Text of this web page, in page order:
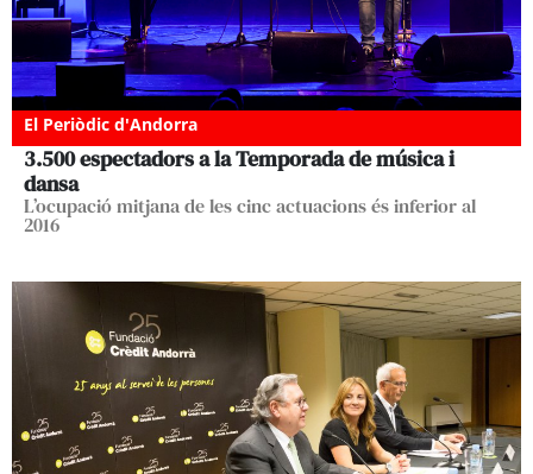
El Periòdic d'Andorra
3.500 espectadors a la Temporada de música i
dansa
L’ocupació mitjana de les cinc actuacions és inferior al
2016